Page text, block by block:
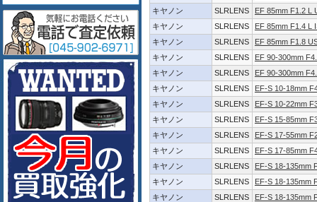
キヤノン
SLRLENS
EF 85mm F1.2 L
キヤノン
SLRLENS
EF 85mm F1.4 L
キヤノン
SLRLENS
EF 85mm F1.8
キヤノン
SLRLENS
EF 90-300mm
キヤノン
SLRLENS
EF 90-300mm
キヤノン
SLRLENS
EF-S 10-18mm
キヤノン
SLRLENS
EF-S 10-22mm
キヤノン
SLRLENS
EF-S 15-85mm
キヤノン
SLRLENS
EF-S 17-55mm
キヤノン
SLRLENS
EF-S 17-85mm
キヤノン
SLRLENS
EF-S 18-135mm
キヤノン
SLRLENS
EF-S 18-135mm
キヤノン
SLRLENS
EF-S 18-135mm